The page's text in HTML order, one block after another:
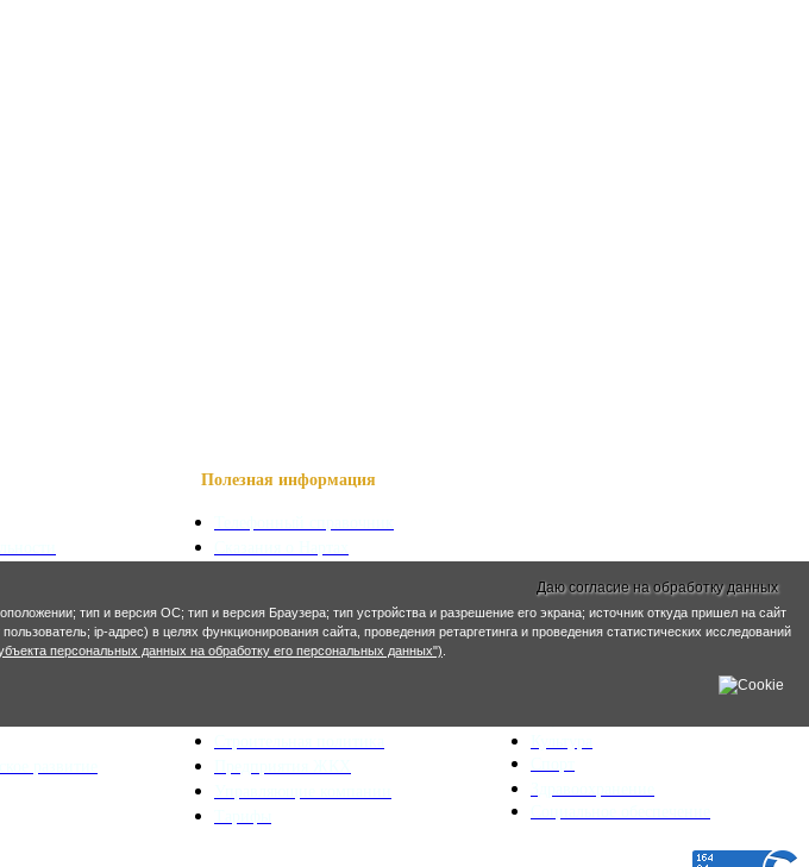
Полезная информация
Осетинские имена
Даю согласие на обработку данных
тип и версия ОС; тип и версия Браузера; тип устройства и разрешение его экрана; источник откуда пришел на сайт
ip-адрес) в целях функционирования сайта, проведения ретаргетинга и проведения статистических исследований
персональных данных на обработку его персональных данных")